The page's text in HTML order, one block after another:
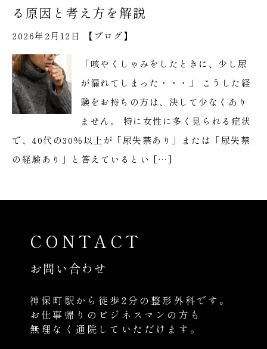
る原因と考え方を解説
2026年2月12日 【 ブログ】
「咳やくしゃみをしたときに、少し尿
が漏れてしまった・・・」 こうした経
験をお持ちの方は、決して少なくあり
ません。 特に女性に多く見られる症状
で、40代の30％以上が「尿失禁あり」または「尿失禁
の経験あり」と答えているとい […]
CONTACT
お問い合わせ
神保町駅から徒歩2分の整形外科です。
お仕事帰りのビジネスマンの方も
無理なく通院していただけます。